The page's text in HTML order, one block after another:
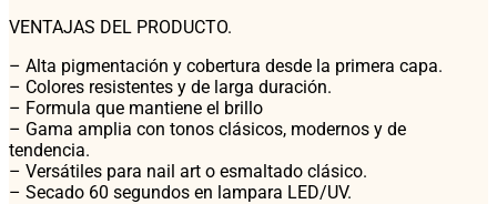
VENTAJAS DEL PRODUCTO.
– Alta pigmentación y cobertura desde la primera capa.
– Colores resistentes y de larga duración.
– Formula que mantiene el brillo
– Gama amplia con tonos clásicos, modernos y de
tendencia.
– Versátiles para nail art o esmaltado clásico.
– Secado 60 segundos en lampara LED/UV.